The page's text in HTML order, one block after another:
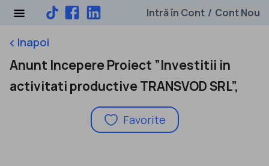
Intră în Cont / Cont Nou
keyboard_arrow_leftInapoi
Anunt Incepere Proiect ”Investitii in
activitati productive TRANSVOD SRL”,
Favorite